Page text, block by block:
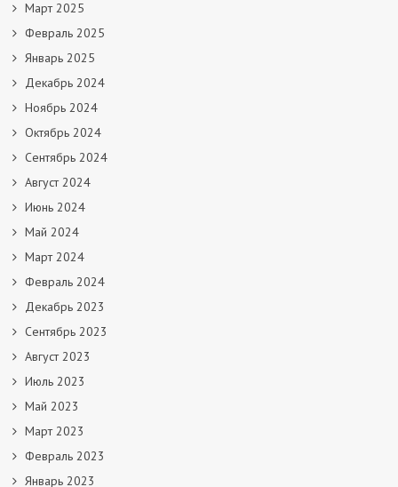
Март 2025
Февраль 2025
Январь 2025
Декабрь 2024
Ноябрь 2024
Октябрь 2024
Сентябрь 2024
Август 2024
Июнь 2024
Май 2024
Март 2024
Февраль 2024
Декабрь 2023
Сентябрь 2023
Август 2023
Июль 2023
Май 2023
Март 2023
Февраль 2023
Январь 2023